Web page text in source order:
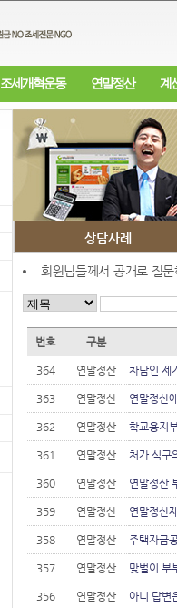
조세개혁운동 연말정산 계
상담사례
회원님들께서 공개로 질
번호 구분
364 연말정산 차남인 제
363 연말정산 연말정산
362 연말정산 학교용지
361 연말정산 처가 식구
360 연말정산 연말정산
359 연말정산 연말정산
358 연말정산 주택자금
357 연말정산 맞벌이 부
356 연말정산 아니 답변